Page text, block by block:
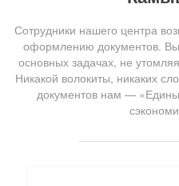
Сотрудники нашего центра
оформлению документов. Вы
основных задачах, не
Никакой волокиты, никаких
документов нам —